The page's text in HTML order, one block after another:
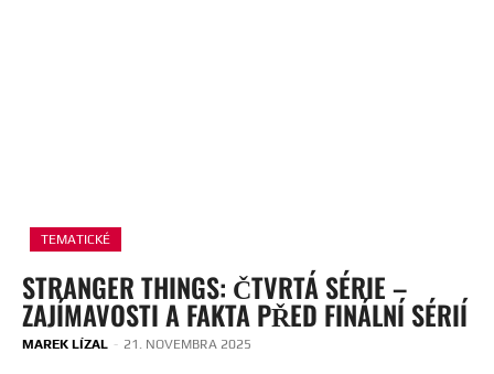
TEMATICKÉ
STRANGER THINGS: ČTVRTÁ SÉRIE –
ZAJÍMAVOSTI A FAKTA PŘED FINÁLNÍ SÉRIÍ
MAREK LÍZAL - 21. NOVEMBRA 2025